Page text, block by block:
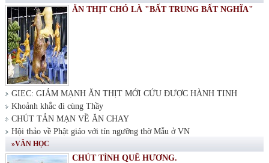
ĂN THỊT CHÓ LÀ "BẤT TRUNG BẤT NGHĨA"
GIEC: GIẢM MẠNH ĂN THỊT MỚI CỨU ĐƯỢC HÀNH TINH
Khoảnh khắc đi cùng Thầy
CHÚT TẢN MẠN VỀ ĂN CHAY
Hội thảo về Phật giáo với tín ngưỡng thờ Mẫu ở VN
»VĂN HỌC
CHÚT TÌNH QUÊ HƯƠNG.